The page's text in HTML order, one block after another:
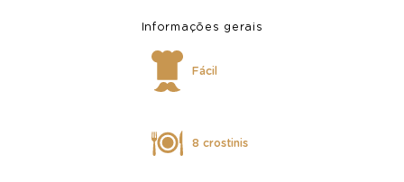
Informações gerais
Fácil
8 crostinis